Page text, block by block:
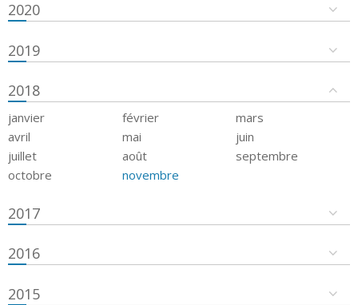
2020
2019
2018
janvier février
mars
avril
mai
juin
juillet
août
septembre
octobre
novembre
2017
2016
2015